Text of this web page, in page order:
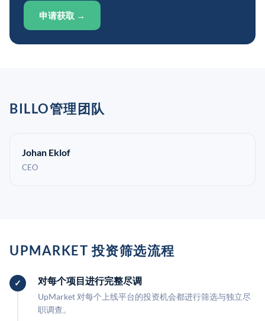
申请获取 →
BILLO管理团队
Johan Eklof
CEO
UPMARKET 投资筛选流程
对每个项目进行完整尽调
UpMarket 对每个上线平台的投资机会都进行筛选与独立尽
职调查。